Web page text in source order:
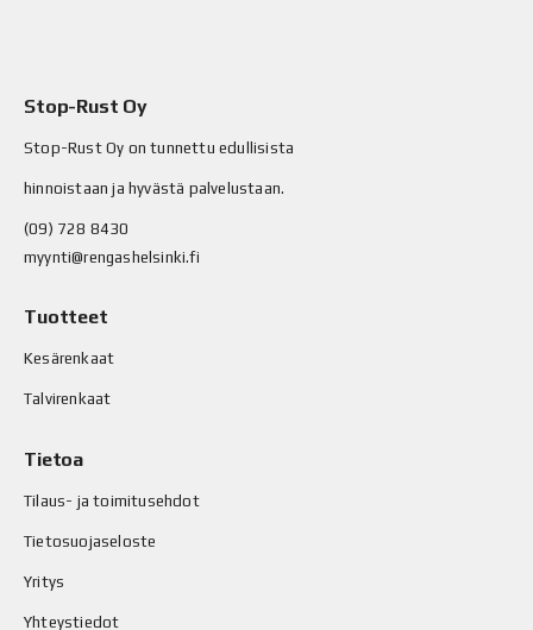
Stop-Rust Oy
Stop-Rust Oy on tunnettu edullisista
hinnoistaan ja hyvästä palvelustaan.
(09) 728 8430
myynti@rengashelsinki.fi
Tuotteet
Kesärenkaat
Talvirenkaat
Tietoa
Tilaus- ja toimitusehdot
Tietosuojaseloste
Yritys
Yhteystiedot